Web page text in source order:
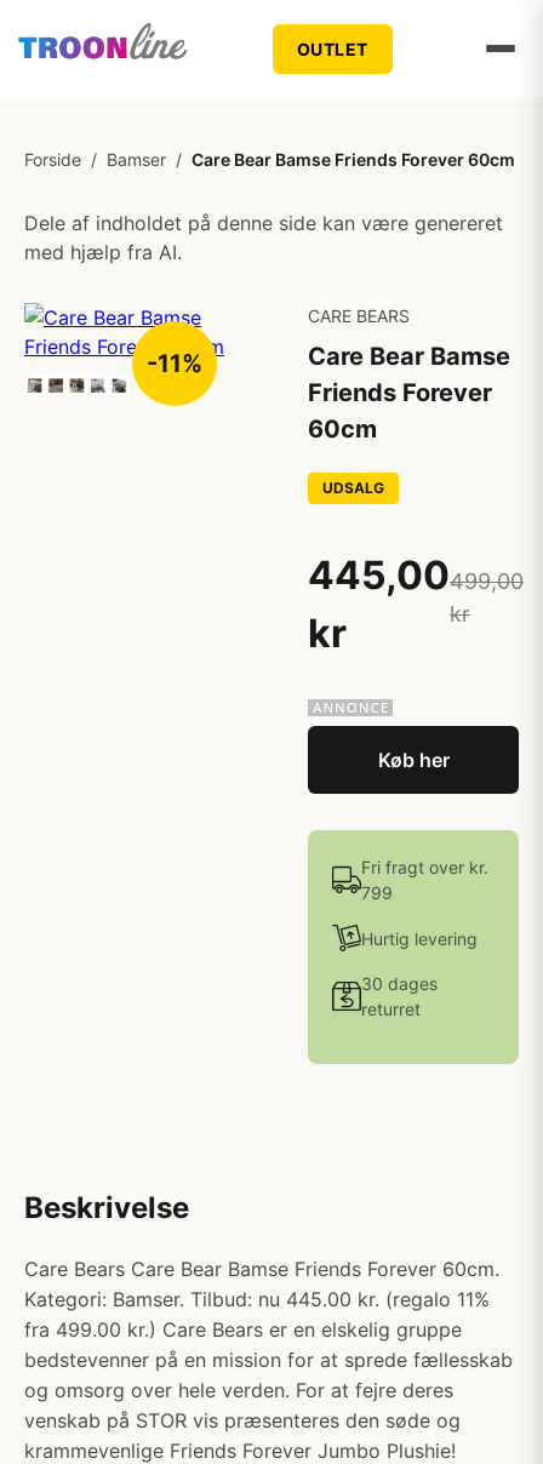
OUTLET
Forside / Bamser / Care Bear Bamse Friends Forever 60cm
Dele af indholdet på denne side kan være genereret
med hjælp fra AI.
-11%
CARE BEARS
Care Bear Bamse
Friends Forever
60cm
UDSALG
445,00
kr
499,00
kr
Køb her
Fri fragt over kr.
799
Hurtig levering
30 dages
returret
Beskrivelse
Care Bears Care Bear Bamse Friends Forever 60cm.
Kategori: Bamser. Tilbud: nu 445.00 kr. (regalo 11%
fra 499.00 kr.) Care Bears er en elskelig gruppe
bedstevenner på en mission for at sprede fællesskab
og omsorg over hele verden. For at fejre deres
venskab på STOR vis præsenteres den søde og
krammevenlige Friends Forever Jumbo Plushie!